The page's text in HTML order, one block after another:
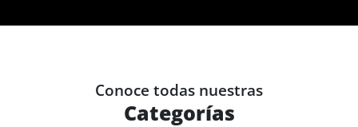
Conoce todas nuestras
Categorías